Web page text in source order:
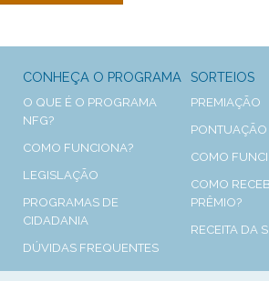
CONHEÇA O PROGRAMA
O QUE É O PROGRAMA
NFG?
COMO FUNCIONA?
LEGISLAÇÃO
PROGRAMAS DE
CIDADANIA
DÚVIDAS FREQUENTES
SORTEIOS
PREMIAÇÃO
PONTUAÇÃO
COMO
COMO
PRÊMIO?
RECEITA DA